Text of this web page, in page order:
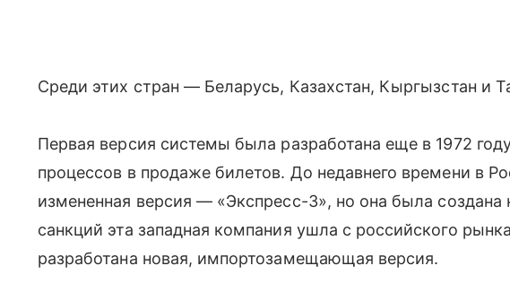
Среди этих стран — Беларусь, Казахстан, Кыргызстан и
Первая версия системы была разработана еще в 1972
процессов в продаже билетов. До недавнего времени в
измененная версия — «Экспресс-3», но она была создана
санкций эта западная компания ушла с российского
разработана новая, импортозамещающая версия.